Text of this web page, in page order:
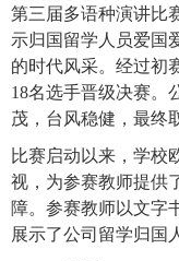
第三届多语种演讲比
示归国留学人员爱国
的时代风采。 经过初
18名选手晋级决赛。
茂，台风稳健，最终
比赛启动以来，学校
视，为参赛教师提供
障。参赛教师以文字
展示了公司留学归国